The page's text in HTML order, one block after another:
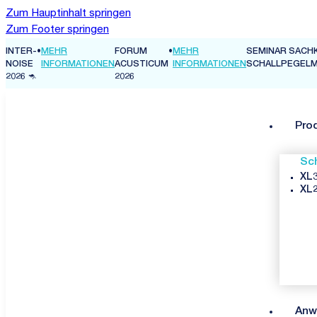
Zum Hauptinhalt springen
Zum Footer springen
INTER-
NOISE
2026 🦘
•MEHR
INFORMATIONEN
FORUM
ACUSTICUM
2026
•MEHR
INFORMATIONEN
SEMINAR